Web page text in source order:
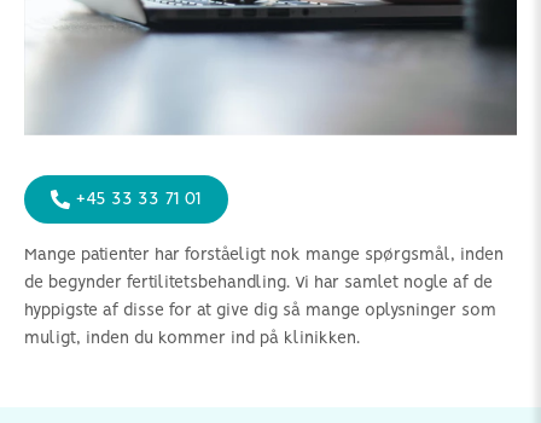
Mange patienter har forståeligt nok mange spørgsmål, inden
de begynder fertilitetsbehandling. Vi har samlet nogle af de
hyppigste af disse for at give dig så mange oplysninger som
muligt, inden du kommer ind på klinikken.
+45 33 33 71 01